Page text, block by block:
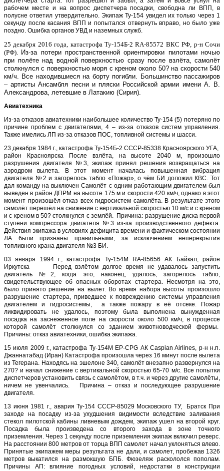
рабочем месте и на вопрос диспетчера посадки, свободна ли ВПП, в
полусне ответил утвердительно. Экипаж Ту-154 увидел их только через 1
секунду после касания ВПП и попытался отвернуть вправо, но было уже
поздно. Ошибка органов УВД и наземных служб.
25 декабря 2016 года, катастрофа Ту-154Б-2 RA-85572 ВКС РФ, р-н Сочи
(РФ). Из-за потери пространственной ориентировки пилотами ночью
при полёте над водной поверхностью сразу после взлёта, самолёт
столкнулся с поверхностью моря с креном около 50? на скорости 540
км/ч. Все находившиеся на борту погибли. Большинство пассажиров
– артисты Ансамбля песни и пляски Российской армии имени А. В.
Александрова, летевшие в Латакию (Сирия).
Авиатехника
Из-за отказов авиатехники наибольшее количество Ту-154 (5) потеряно по
причине проблем с двигателями, 4 – из-за отказов систем управления.
Также имелись ЛП из-за отказов ПОС, топливной системы и шасси.
23 декабря 1984 г., катастрофа Ту-154Б-2 СССР-85338 Красноярского УГА,
район Красноярска После взлёта, на высоте 2040 м, произошло
разрушения двигателя №3, экипаж принял решения возвращаться на
аэродром вылета. В этот момент началась повышенная вибрация
двигателя №2 и загорелось табло «Пожар», о чём БИ доложил КВС. Тот
дал команду на выключен Самолёт с одним работающим двигателем был
выведен в район ДПРМ на высоте 175 м и скорости 420 км/ч, однако в этот
момент произошёл отказ всех гидросистем самолёта. В результате этого
самолёт перешёл на снижение с вертикальной скоростью 10 м/с и с креном
и с креном в 50? столкнулся с землёй. Причина: разрушение диска первой
ступени компрессора двигателя №3 из-за производственного дефекта.
Действия экипажа в условиях дефицита времени и фактическом состоянии
ЛА были признаны правильными, за исключением неперекрытия
топливного крана двигателя №3 БИ.
03 января 1994 г., катастрофа Ту-154М RA-85656 АК Байкал, район
Иркутска Перед взлётом долгое время не удавалось запустить
двигатель №2, когда это, наконец, удалось, загорелось табло,
свидетельствующее об опасных оборотах стартера. Несмотря на это,
было принято решение на вылет. Во время набора высоты произошло
разрушение стартера, приведшее к повреждению системы управления
двигателем и гидросистемы, а также пожару в её отсеке. Пожар
ликвидировать не удалось, поэтому была выполнена вынужденная
посадка на заснеженное поле на скорости около 500 км/ч, в процессе
которой самолёт столкнулся со зданием животноводческой фермы.
Причины: отказ авиатехники, ошибка экипажа.
15 июля 2009 г., катастрофа Ту-154М EP-CPG АК Caspian Airlines, р-н н.п.
Джаннатабад (Иран) Катастрофа произошла через 16 минут после вылета
из Тегерана. Находясь на эшелоне 340, самолёт внезапно развернулся на
270? и начал снижение с вертикальной скоростью 65-70 м/с. Все попытки
диспетчеров установить связь с самолётом, в т.ч. и через другие самолёты,
ничем не увенчались. Причина – отказ и последующее разрушение
двигателя.
13 июня 1981 г., авария Ту-154 СССР-85029 Московского ТУ, Братск При
заходе на посадку из-за ухудшения видимости вследствие заливания
стекол пилотской кабины ливневым дождем, экипаж ушел на второй круг.
Посадка была произведена со второго захода в зоне точного
приземления. Через 1 секунду после приземления экипаж включил реверс.
На расстоянии 800 метров от торца ВПП самолет начал уклоняться влево.
Принятые экипажем меры результата не дали, и самолет, пробежав 1326
метров выкатился на размокшую БПБ. Фюзеляж раскололся пополам.
Причины АП: влияние погодных условий, недостатки в конструкции